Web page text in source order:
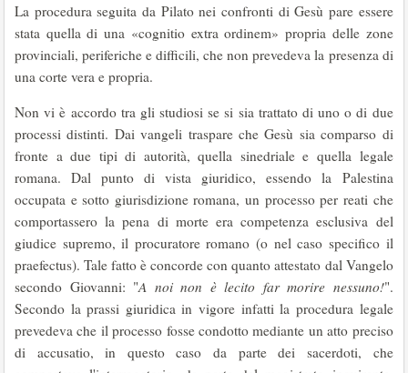
La procedura seguita da Pilato nei confronti di Gesù pare essere
stata quella di una «cognitio extra ordinem» propria delle zone
provinciali, periferiche e difficili, che non prevedeva la presenza di
una corte vera e propria.
Non vi è accordo tra gli studiosi se si sia trattato di uno o di due
processi distinti. Dai vangeli traspare che Gesù sia comparso di
fronte a due tipi di autorità, quella sinedriale e quella legale
romana. Dal punto di vista giuridico, essendo la Palestina
occupata e sotto giurisdizione romana, un processo per reati che
comportassero la pena di morte era competenza esclusiva del
giudice supremo, il procuratore romano (o nel caso specifico il
praefectus). Tale fatto è concorde con quanto attestato dal Vangelo
secondo Giovanni: "A noi non è lecito far morire nessuno!".
Secondo la prassi giuridica in vigore infatti la procedura legale
prevedeva che il processo fosse condotto mediante un atto preciso
di accusatio, in questo caso da parte dei sacerdoti, che